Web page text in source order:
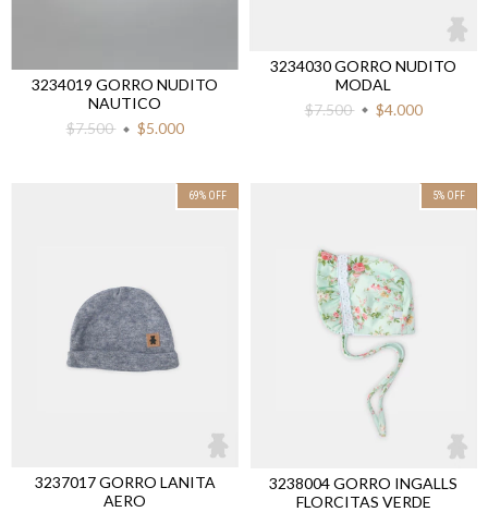
3234019 GORRO NUDITO
NAUTICO
$7.500
$5.000
3234030 GORRO NUDITO
MODAL
$7.500
$4.000
69% OFF
3237017 GORRO LANITA
AERO
5% OFF
3238004 GORRO INGALLS
FLORCITAS VERDE